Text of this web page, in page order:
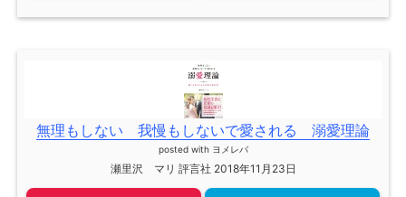
無理もしない 我慢もしないで愛される 溺愛理論
posted with ヨメレバ
瀬里沢 マリ 評言社 2018年11月23日